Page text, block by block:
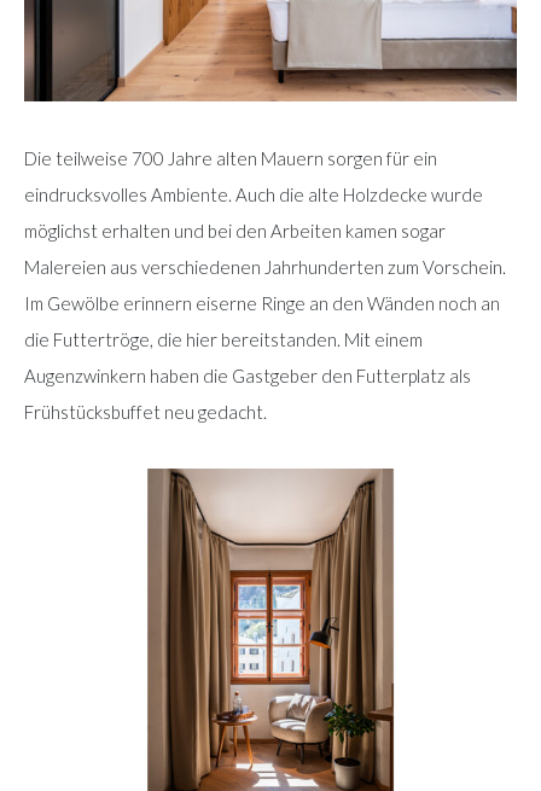
Die teilweise 700 Jahre alten Mauern sorgen für ein
eindrucksvolles Ambiente. Auch die alte Holzdecke wurde
möglichst erhalten und bei den Arbeiten kamen sogar
Malereien aus verschiedenen Jahrhunderten zum Vorschein.
Im Gewölbe erinnern eiserne Ringe an den Wänden noch an
die Futtertröge, die hier bereitstanden. Mit einem
Augenzwinkern haben die Gastgeber den Futterplatz als
Frühstücksbuffet neu gedacht.